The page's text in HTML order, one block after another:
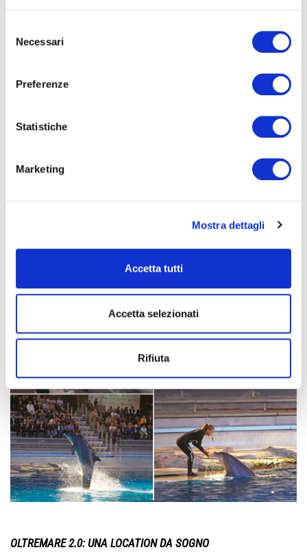
delNecessari
Preferenze
Statistiche
Marketing
Mostra dettagli
Accetta tutti
Accetta selezionati
Rifiuta
Cena di gala 'sott’acqua'davanti allo sguardo curioso dei
OLTREMARE 2.0: UNA LOCATION DA SOGNO